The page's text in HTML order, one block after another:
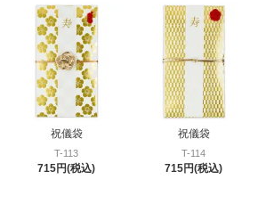
祝儀袋
T-113
715円(税込)
祝儀袋
T-114
715円(税込)